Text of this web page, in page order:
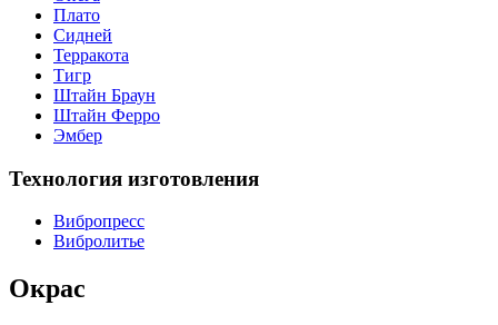
Плато
Сидней
Терракота
Тигр
Штайн Браун
Штайн Ферро
Эмбер
Технология изготовления
Вибропресс
Вибролитье
Окрас